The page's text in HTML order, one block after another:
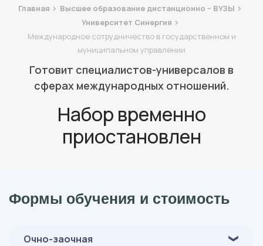
Главная
Высшее образование дистанционно – ВУЗЫ
Университет Синергия
Международное сотрудничество в государственном и
муниципальном управлении
Готовит специалистов-универсалов в
сферах международных отношений.
Набор временно
приостановлен
Формы обучения и стоимость
Очно-заочная